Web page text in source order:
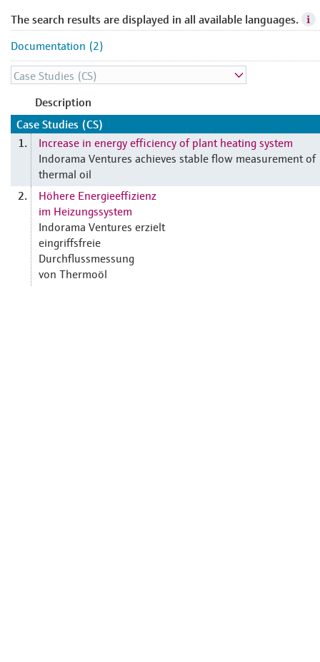
The search results are displayed in all available languages.
Documentation (2)
Description
Case Studies (CS)
1.
Increase in energy efficiency of plant heating system
Indorama Ventures achieves stable flow measurement of
thermal oil
2.
Höhere Energieeffizienz
im Heizungssystem
Indorama Ventures erzielt
eingriffsfreie
Durchflussmessung
von Thermoöl